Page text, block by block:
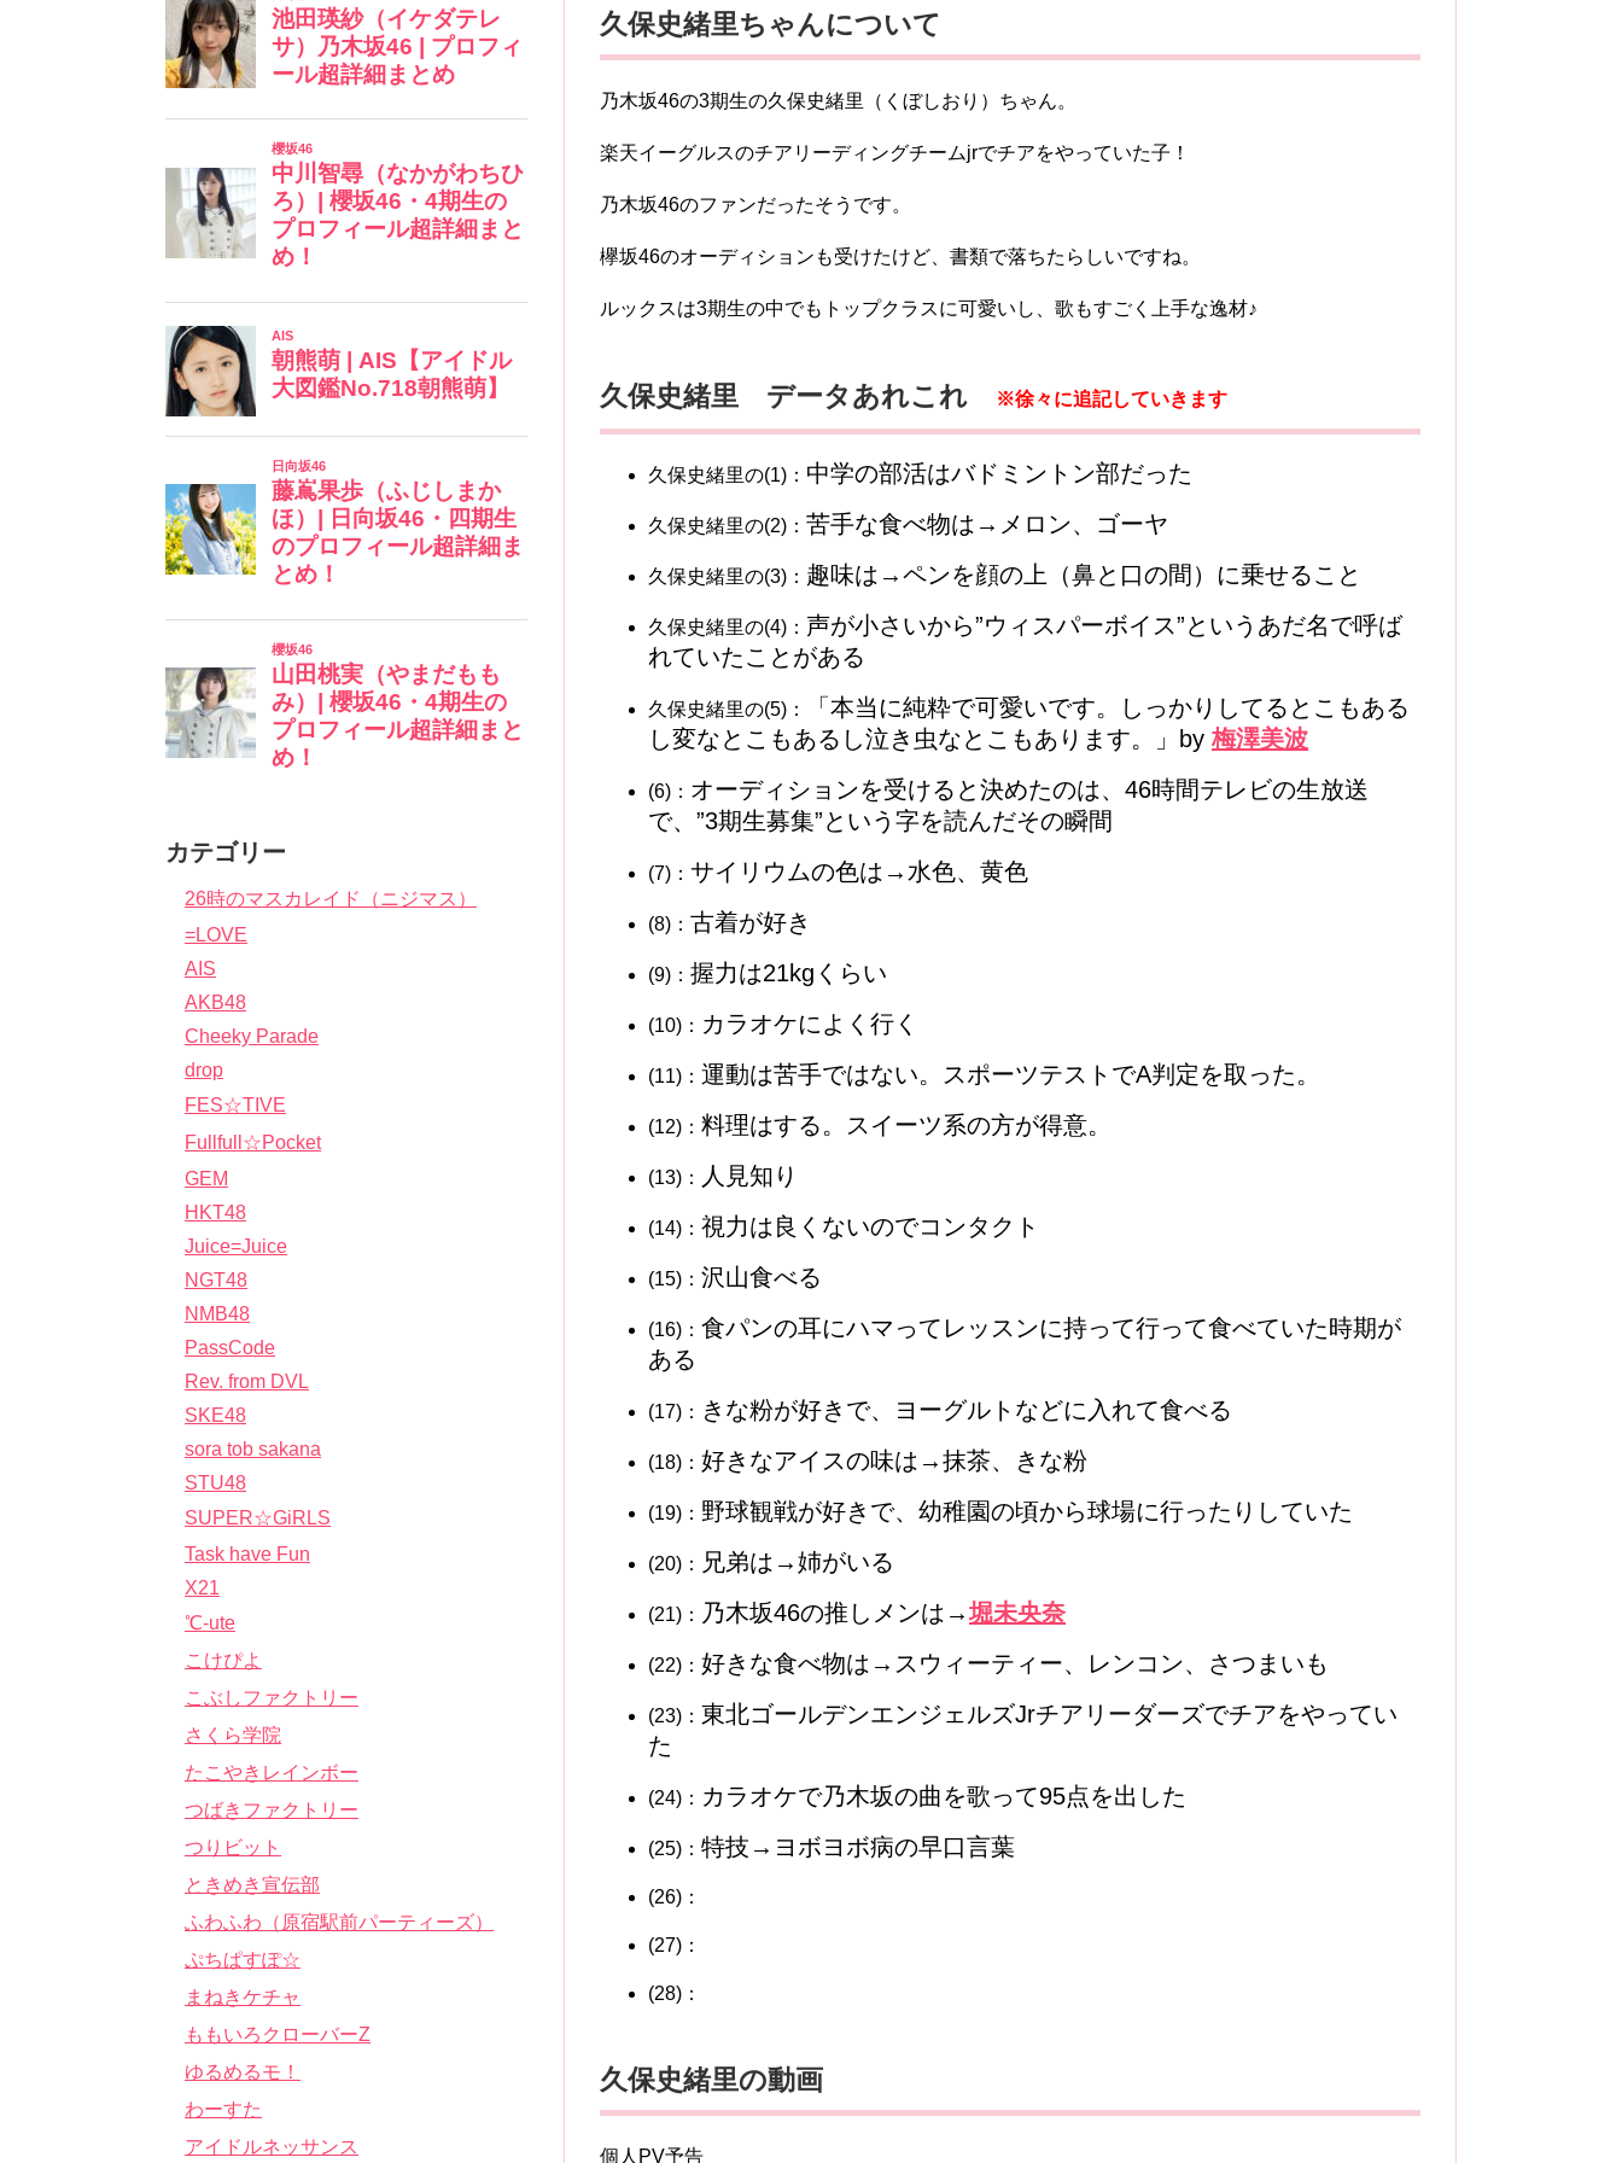
久保史緒里ちゃんについて
乃木坂46の3期生の久保史緒里（くぼしおり）ちゃん。
楽天イーグルスのチアリーディングチームjrでチアをやっていた子！
乃木坂46のファンだったそうです。
欅坂46のオーディションも受けたけど、書類で落ちたらしいですね。
ルックスは3期生の中でもトップクラスに可愛いし、歌もすごく上手な逸材♪
久保史緒里 データあれこれ ※徐々に追記していきます
久保史緒里の(1)： 中学の部活はバドミントン部だった
久保史緒里の(2)： 苦手な食べ物は→メロン、ゴーヤ
久保史緒里の(3)： 趣味は→ペンを顔の上（鼻と口の間）に乗せること
久保史緒里の(4)： 声が小さいから”ウィスパーボイス”というあだ名で呼ば
れていたことがある
久保史緒里の(5)：
「本当に純粋で可愛いです。しっかりしてるとこもある
し変なとこもあるし泣き虫なとこもあります。」by 梅澤美波
(6)： オーディションを受けると決めたのは、46時間テレビの生放送
で、”3期生募集”という字を読んだその瞬間
(7)： サイリウムの色は→水色、黄色
(8)： 古着が好き
(9)： 握力は21kgくらい
(10)： カラオケによく行く
(11)： 運動は苦手ではない。スポーツテストでA判定を取った。
(12)： 料理はする。スイーツ系の方が得意。
(13)： 人見知り
(14)： 視力は良くないのでコンタクト
(15)： 沢山食べる
(16)： 食パンの耳にハマってレッスンに持って行って食べていた時期が
ある
(17)： きな粉が好きで、ヨーグルトなどに入れて食べる
(18)： 好きなアイスの味は→抹茶、きな粉
(19)： 野球観戦が好きで、幼稚園の頃から球場に行ったりしていた
(20)： 兄弟は→姉がいる
(21)： 乃木坂46の推しメンは→堀未央奈
(22)： 好きな食べ物は→スウィーティー、レンコン、さつまいも
(23)： 東北ゴールデンエンジェルズJrチアリーダーズでチアをやってい
た
(24)： カラオケで乃木坂の曲を歌って95点を出した
(25)： 特技→ヨボヨボ病の早口言葉
(26)：
(27)：
(28)：
久保史緒里の動画
個人PV予告
カテゴリー
26時のマスカレイド（ニジマス）
=LOVE
AIS
AKB48
Cheeky Parade
drop
FES☆TIVE
Fullfull☆Pocket
GEM
HKT48
Juice=Juice
NGT48
NMB48
PassCode
Rev. from DVL
SKE48
sora tob sakana
STU48
SUPER☆GiRLS
Task have Fun
X21
℃-ute
こけぴよ
こぶしファクトリー
さくら学院
たこやきレインボー
つばきファクトリー
つりビット
ときめき宣伝部
ふわふわ（原宿駅前パーティーズ）
ぷちぱすぽ☆
まねきケチャ
ももいろクローバーZ
ゆるめるモ！
わーすた
アイドルネッサンス